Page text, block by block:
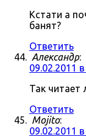
Кстати а
банят?
Ответить
Александр:
09.02.2011
Так
Ответить
Mojito:
09.02.2011